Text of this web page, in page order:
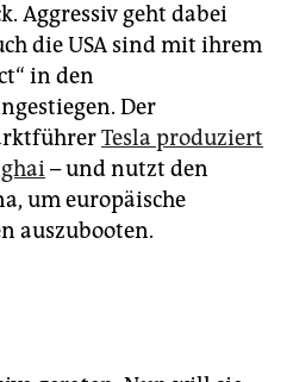
Aggressiv geht dabei
die USA sind mit ihrem
in den
Der
Tesla produziert
– und nutzt den
um europäische
auszubooten.